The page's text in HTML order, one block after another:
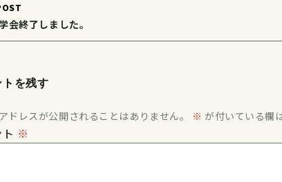
会終了しました。
トを残す
ドレスが公開されることはありません。 ※ が付いている欄
※